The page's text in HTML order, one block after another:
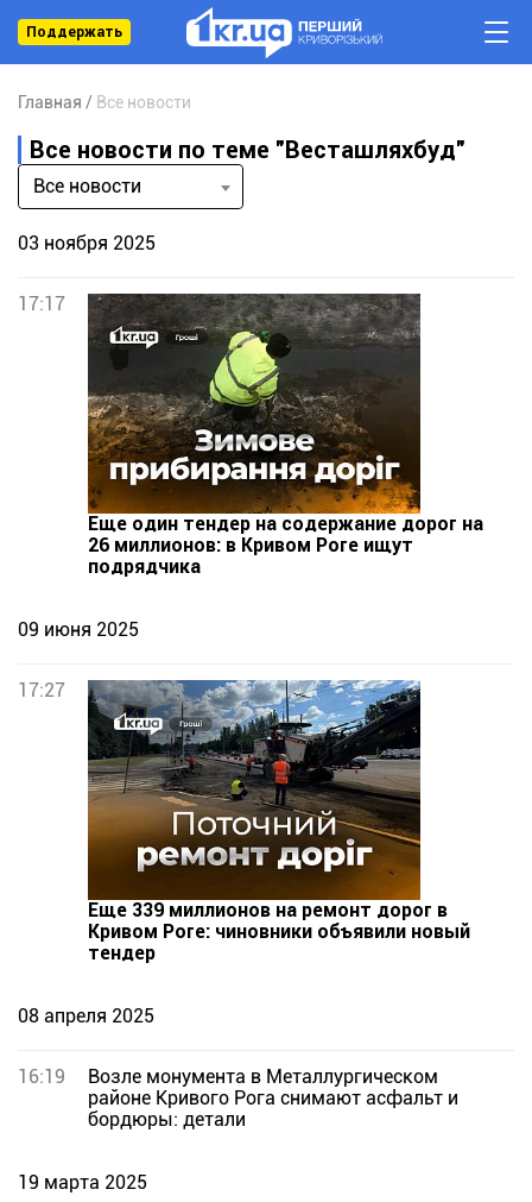
Поддержать
Главная Все новости
Все новости по теме "Весташляхбуд"
Все новости
03 ноября 2025
17:17
Еще один тендер на содержание дорог на
26 миллионов: в Кривом Роге ищут
подрядчика
09 июня 2025
17:27
Еще 339 миллионов на ремонт дорог в
Кривом Роге: чиновники объявили новый
тендер
08 апреля 2025
16:19
Возле монумента в Металлургическом
районе Кривого Рога снимают асфальт и
бордюры: детали
19 марта 2025